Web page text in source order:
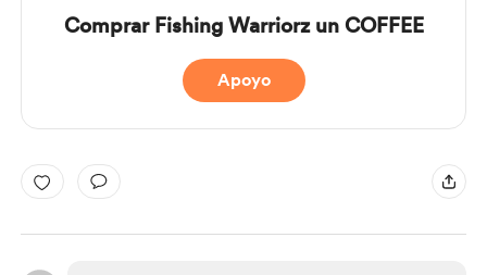
Comprar Fishing Warriorz un COFFEE
Apoyo